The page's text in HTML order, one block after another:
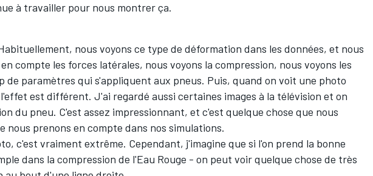
à travailler pour nous montrer ça.
nous voyons ce type de déformation dans les données, et nous
compte les forces latérales, nous voyons la compression, nous voyons les
de paramètres qui s'appliquent aux pneus. Puis, quand on voit une photo
est différent. J'ai regardé aussi certaines images à la télévision et on
du pneu. C'est assez impressionnant, et c'est quelque chose que nous
nous prenons en compte dans nos simulations.
c'est vraiment extrême. Cependant, j'imagine que si l'on prend la bonne
dans la compression de l'Eau Rouge - on peut voir quelque chose de très